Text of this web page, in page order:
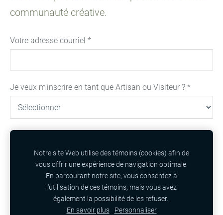
communauté créative.
Votre adresse courriel *
Je veux m'inscrire en tant que Artisan ou Visiteur ? *
Cookies
Notre site Web utilise des témoins (cookies) afin de
vous offrir une expérience de navigation optimale.
En parcourant notre site, vous consentez à
l'utilisation de ces témoins, mais vous avez
également la possibilité de les refuser.
En savoir plus
Personnaliser